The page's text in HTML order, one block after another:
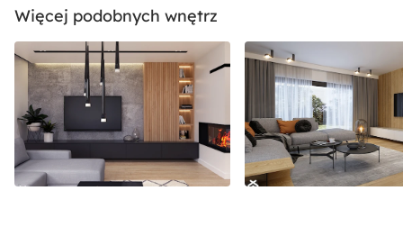
Więcej podobnych wnętrz